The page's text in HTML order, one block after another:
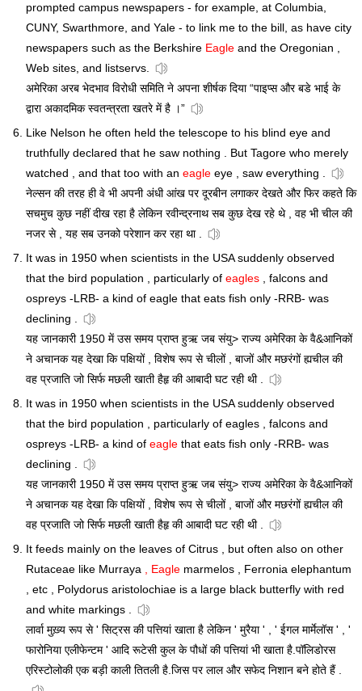
prompted campus newspapers - for example, at Columbia,
CUNY, Swarthmore, and Yale - to link me to the bill, as have city
newspapers such as the Berkshire Eagle and the Oregonian ,
Web sites, and listservs.
अमेरिका अरब भेदभाव विरोधी समिति ने अपना शीर्षक दिया “पाइप्स और बडे भाई के
द्वारा अकादमिक स्वतन्त्रता खतरे में है ।”
Like Nelson he often held the telescope to his blind eye and
truthfully declared that he saw nothing . But Tagore who merely
watched , and that too with an eagle eye , saw everything .
नेल्सन की तरह ही वे भी अपनी अंधी आंख पर दूरबीन लगाकर देखते और फिर कहते कि
सचमुच कुछ नहीं दीख रहा है लेकिन रवीन्द्रनाथ सब कुछ देख रहे थे , वह भी चील की
नजर से , यह सब उनको परेशान कर रहा था .
It was in 1950 when scientists in the USA suddenly observed
that the bird population , particularly of eagles , falcons and
ospreys -LRB- a kind of eagle that eats fish only -RRB- was
declining .
यह जानकारी 1950 में उस समय प्राप्त हुऋ जब संयु> राज्य अमेरिका के वै&आनिकों
ने अचानक यह देखा कि पक्षियों , विशेष रूप से चीलों , बाजों और मछरंगों ह्यचील की
वह प्रजाति जो सिर्फ मछली खाती हैहृ की आबादी घट रही थी .
It was in 1950 when scientists in the USA suddenly observed
that the bird population , particularly of eagles , falcons and
ospreys -LRB- a kind of eagle that eats fish only -RRB- was
declining .
यह जानकारी 1950 में उस समय प्राप्त हुऋ जब संयु> राज्य अमेरिका के वै&आनिकों
ने अचानक यह देखा कि पक्षियों , विशेष रूप से चीलों , बाजों और मछरंगों ह्यचील की
वह प्रजाति जो सिर्फ मछली खाती हैहृ की आबादी घट रही थी .
It feeds mainly on the leaves of Citrus , but often also on other
Rutaceae like Murraya , Eagle marmelos , Ferronia elephantum
, etc , Polydorus aristolochiae is a large black butterfly with red
and white markings .
लार्वा मुख़्य रूप से ' सिट्रस की पत्तियां खाता है लेकिन ' मुरैया ' , ' ईगल मार्मेलॉस ' , '
फारोनिया एलीफेन्टम ' आदि रूटेसी कुल के पौधों की पत्तियां भी खाता है.पॉलिडोरस
एरिस्टोलोकी एक बड़ी काली तितली है.जिस पर लाल और सफेद निशान बने होते हैं .